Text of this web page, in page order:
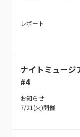
レポート
ナイトミュージ
#4
お知らせ
7/21(火)開催